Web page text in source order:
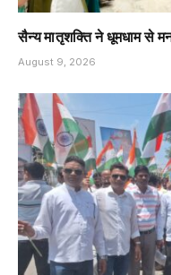
सैन्य मातृशक्ति ने धूमधाम से
August 9, 2026